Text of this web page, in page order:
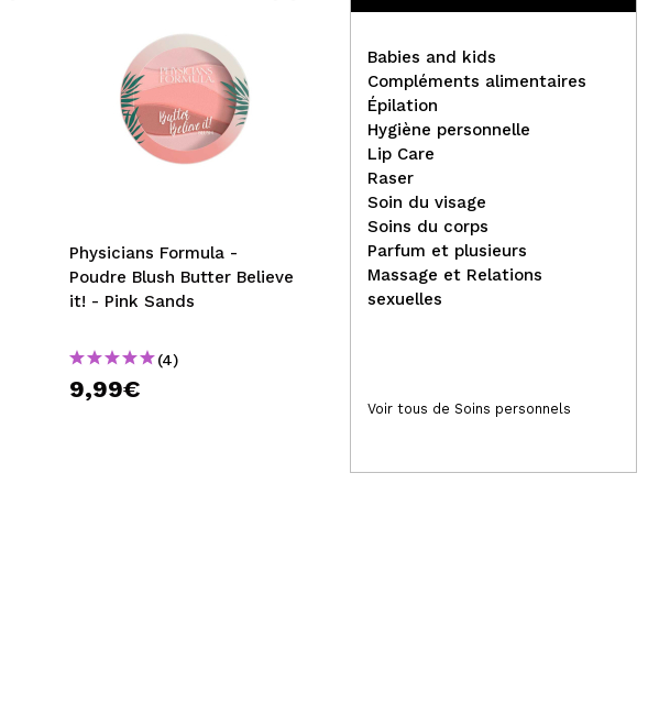
Physicians Formula -
Poudre Blush Butter Believe
it! - Pink Sands
(4)
9,99€
Jovo - Fard à paupières
liquide métallisé - 01:
Blueberry
Babies and kids
Compléments alimentaires
Épilation
Hygiène personnelle
Lip Care
Raser
Soin du visage
Soins du corps
Parfum et plusieurs
Massage et Relations
sexuelles
Voir tous de Soins personnels